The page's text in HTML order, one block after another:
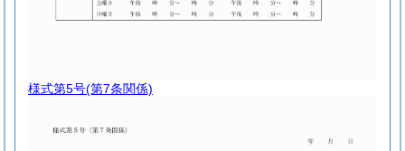
様式第5号(第7条関係)